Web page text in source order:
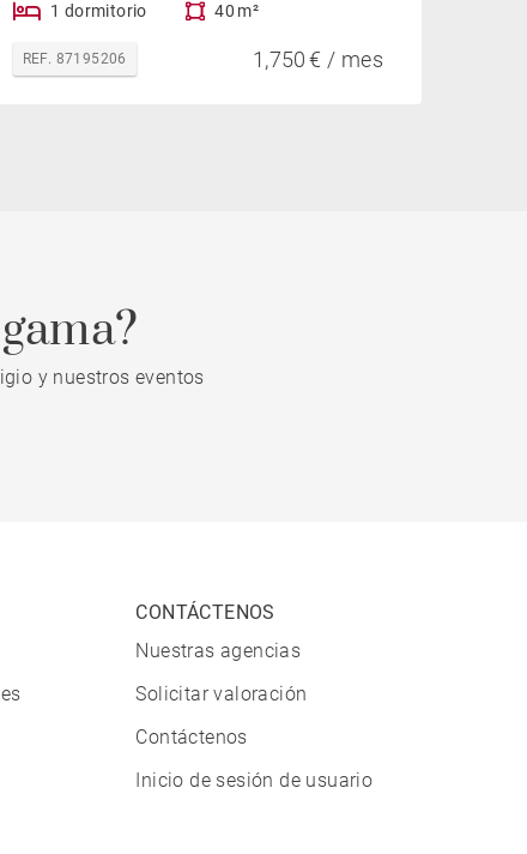
1 dormitorio 40 m²
REF. 87195206 1,750 € / mes
y nuestros eventos
CONTÁCTENOS
Nuestras agencias
Solicitar valoración
Contáctenos
Inicio de sesión de usuario